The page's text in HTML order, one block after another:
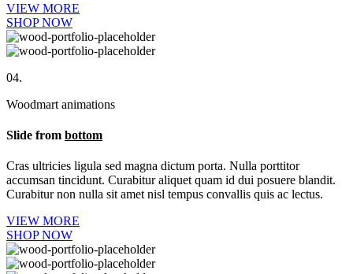
VIEW MORE
SHOP NOW
04.
Woodmart animations
Slide from bottom
Cras ultricies ligula sed magna dictum porta. Nulla porttitor
accumsan tincidunt. Curabitur aliquet quam id dui posuere blandit.
Curabitur non nulla sit amet nisl tempus convallis quis ac lectus.
VIEW MORE
SHOP NOW